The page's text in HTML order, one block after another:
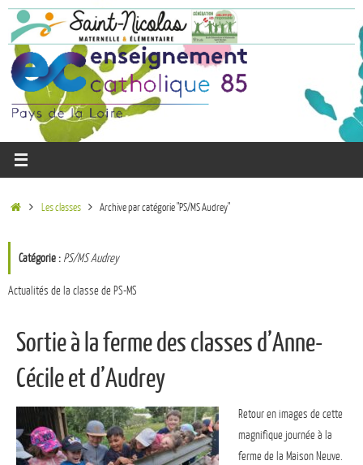
Les classes Archive par catégorie "PS/MS Audrey"
Catégorie : PS/MS Audrey
Actualités de la classe de PS-MS
Sortie à la ferme des classes d’Anne-
Cécile et d’Audrey
Retour en images de cette
magnifique journée à la
ferme de la Maison Neuve.